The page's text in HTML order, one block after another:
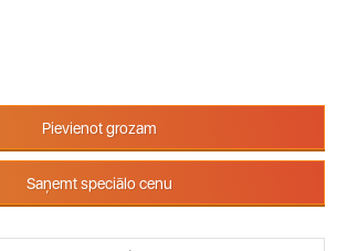
Pievienot grozam
Saņemt speciālo cenu